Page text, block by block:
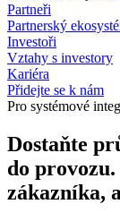
Partneři
Partnerský
Investoři
Vztahy s investory
Kariéra
Přidejte se k nám
Pro systémové
Dostaňte
do provozu.
zákazníka,